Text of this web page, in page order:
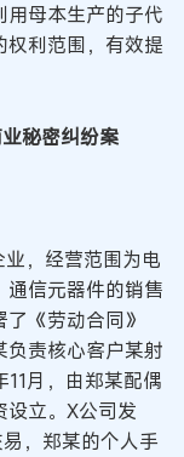
母本生产的子代
权利范围，有效提
秘密纠纷案
，经营范围为电
通信元器件的销售
《劳动合同》
负责核心客户某射
月，由郑某配偶
设立。X公司发
，郑某的个人手